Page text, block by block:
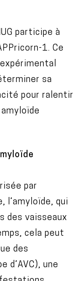
participe à
1. Ce
sa
pour ralentir
par
l’amyloïde, qui
des vaisseaux
cela peut
des
d’AVC), une